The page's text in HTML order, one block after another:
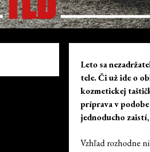
Leto sa
tele. Či už ide o
kozmetickej
príprava v podobe
jednoducho
Vzhľad rozhodne